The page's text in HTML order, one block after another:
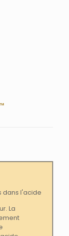
dans l'acide
La